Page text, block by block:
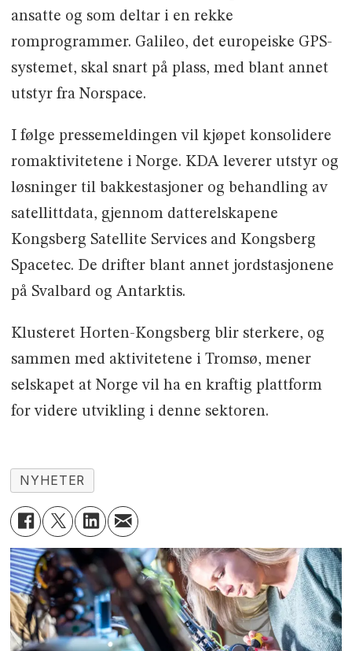
ansatte og som deltar i en rekke
romprogrammer. Galileo, det europeiske GPS-
systemet, skal snart på plass, med blant annet
utstyr fra Norspace.
I følge pressemeldingen vil kjøpet konsolidere
romaktivitetene i Norge. KDA leverer utstyr og
løsninger til bakkestasjoner og behandling av
satellittdata, gjennom datterelskapene
Kongsberg Satellite Services and Kongsberg
Spacetec. De drifter blant annet jordstasjonene
på Svalbard og Antarktis.
Klusteret Horten-Kongsberg blir sterkere, og
sammen med aktivitetene i Tromsø, mener
selskapet at Norge vil ha en kraftig plattform
for videre utvikling i denne sektoren.
NYHETER